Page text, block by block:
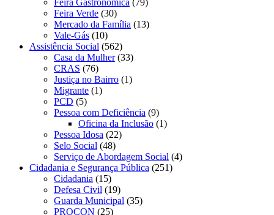
Feira Verde (30)
Mercado da Família (13)
Vale-Gás (10)
Assistência Social (562)
Casa da Mulher(33)
CRAS (76)
Justiça no Bairro (1)
Migrante (1)
PCD (5)
Pessoa com Deficiência (9)
Oficina da Inclusão (1)
Pessoa Idosa (22)
Selo Social (48)
Serviço de Abordagem Social (4)
Cidadania e Segurança Pública (251)
Cidadania (15)
Defesa Civil (19)
Guarda Municipal (35)
PROCON (25)